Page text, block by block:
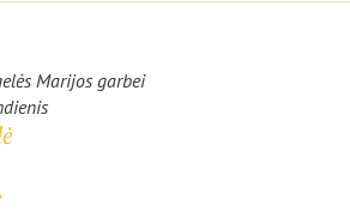
Marijos garbei